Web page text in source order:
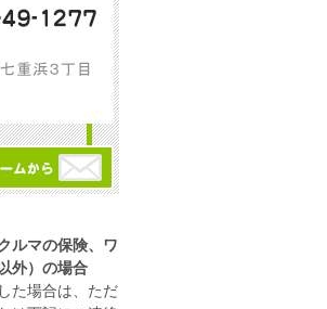
ルマの保険、ワ
外）の場合
た場合は、ただ